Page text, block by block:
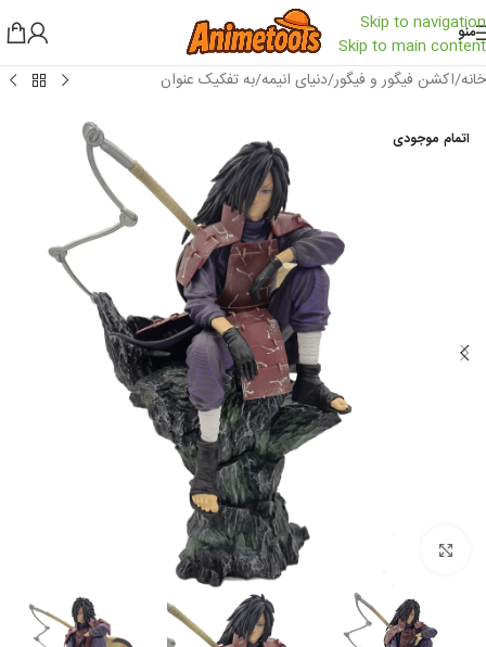
Skip to navigation
Skip to main content
منو
خانه/اکشن فیگور و فیگور/دنیای انیمه/به تفکیک عنوان
اتمام موجودی